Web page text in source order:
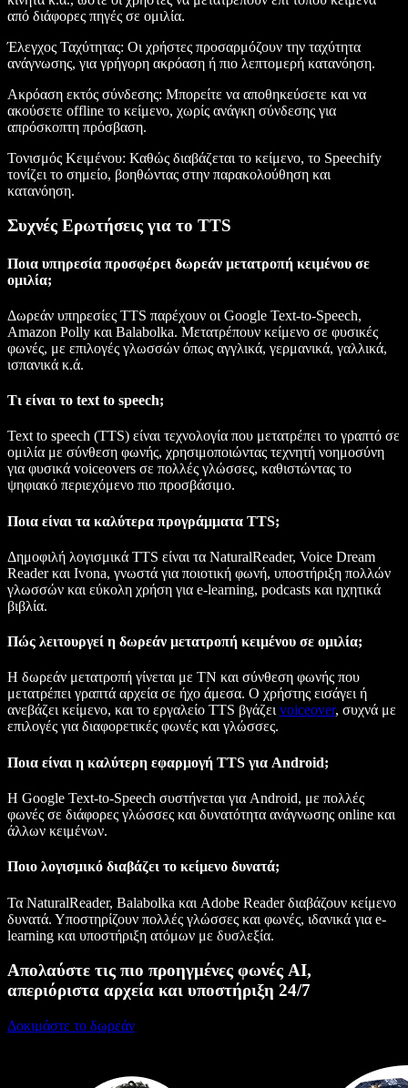
από διάφορες πηγές σε ομιλία.
Έλεγχος Ταχύτητας: Οι χρήστες προσαρμόζουν την ταχύτητα
ανάγνωσης, για γρήγορη ακρόαση ή πιο λεπτομερή κατανόηση.
Ακρόαση εκτός σύνδεσης: Μπορείτε να αποθηκεύσετε και να
ακούσετε offline το κείμενο, χωρίς ανάγκη σύνδεσης για
απρόσκοπτη πρόσβαση.
Τονισμός Κειμένου: Καθώς διαβάζεται το κείμενο, το Speechify
τονίζει το σημείο, βοηθώντας στην παρακολούθηση και
κατανόηση.
Συχνές Ερωτήσεις για το TTS
Ποια υπηρεσία προσφέρει δωρεάν μετατροπή κειμένου σε
ομιλία;
Δωρεάν υπηρεσίες TTS παρέχουν οι Google Text-to-Speech,
Amazon Polly και Balabolka. Μετατρέπουν κείμενο σε φυσικές
φωνές, με επιλογές γλωσσών όπως αγγλικά, γερμανικά, γαλλικά,
ισπανικά κ.ά.
Τι είναι το text to speech;
Text to speech (TTS) είναι τεχνολογία που μετατρέπει το γραπτό σε
ομιλία με σύνθεση φωνής, χρησιμοποιώντας τεχνητή νοημοσύνη
για φυσικά voiceovers σε πολλές γλώσσες, καθιστώντας το
ψηφιακό περιεχόμενο πιο προσβάσιμο.
Ποια είναι τα καλύτερα προγράμματα TTS;
Δημοφιλή λογισμικά TTS είναι τα NaturalReader, Voice Dream
Reader και Ivona, γνωστά για ποιοτική φωνή, υποστήριξη πολλών
γλωσσών και εύκολη χρήση για e-learning, podcasts και ηχητικά
βιβλία.
Πώς λειτουργεί η δωρεάν μετατροπή κειμένου σε ομιλία;
Η δωρεάν μετατροπή γίνεται με ΤΝ και σύνθεση φωνής που
μετατρέπει γραπτά αρχεία σε ήχο άμεσα. Ο χρήστης εισάγει ή
ανεβάζει κείμενο, και το εργαλείο TTS βγάζειvoiceover, συχνά με
επιλογές για διαφορετικές φωνές και γλώσσες.
Ποια είναι η καλύτερη εφαρμογή TTS για Android;
Η Google Text-to-Speech συστήνεται για Android, με πολλές
φωνές σε διάφορες γλώσσες και δυνατότητα ανάγνωσης online και
άλλων κειμένων.
Ποιο λογισμικό διαβάζει το κείμενο δυνατά;
Τα NaturalReader, Balabolka και Adobe Reader διαβάζουν κείμενο
δυνατά. Υποστηρίζουν πολλές γλώσσες και φωνές, ιδανικά για e-
learning και υποστήριξη ατόμων με δυσλεξία.
Απολαύστε τις πιο προηγμένες φωνές AI,
απεριόριστα αρχεία και υποστήριξη 24/7
Δοκιμάστε το δωρεάν